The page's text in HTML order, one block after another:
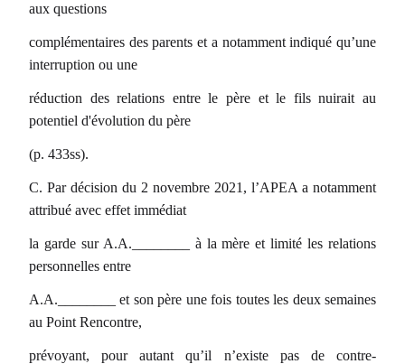
aux questions
complémentaires des parents et a notamment indiqué qu’une
interruption ou une
réduction des relations entre le père et le fils nuirait au
potentiel d'évolution du père
(p. 433ss).
C. Par décision du 2 novembre 2021, l’APEA a notamment
attribué avec effet immédiat
la garde sur A.A.________ à la mère et limité les relations
personnelles entre
A.A.________ et son père une fois toutes les deux semaines
au Point Rencontre,
prévoyant, pour autant qu’il n’existe pas de contre-